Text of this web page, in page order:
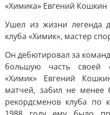
«Химика» Евгений Кошкин
Ушел из жизни легенда
клуба «Химик», мастер
Он дебютировал за
большую часть своей
«Химик» Евгений
матчей, забил не
рекордсменов клуба по